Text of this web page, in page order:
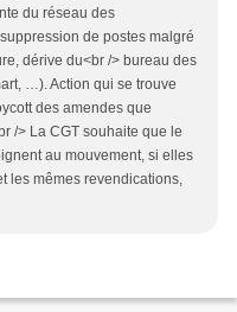
du réseau des
de postes malgré
dérive du<br /> bureau des
…). Action qui se trouve
des amendes que
/> La CGT souhaite que le
au mouvement, si elles
les mêmes revendications,